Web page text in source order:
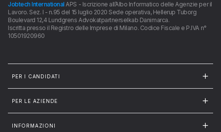
Jobtech International APS - Iscrizione all’Albo Informatico delle Agenzie per il
Lavoro. Sez. I - n.95 del 15 luglio 2020 Sede operativa, Hellerup Tuborg
Boulevard 12,4 Lundgrens Advokatpartnerselkab Danimarca.
Iscritta presso il Registro delle Imprese di Milano. Codice Fiscale e P.IVA n°
10501920960
PER I CANDIDATI
PER LE AZIENDE
INFORMAZIONI